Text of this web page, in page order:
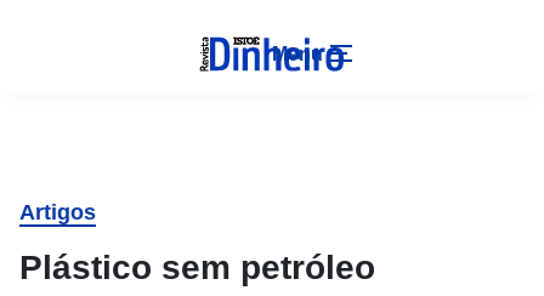
Menu
Artigos
Plástico sem petróleo